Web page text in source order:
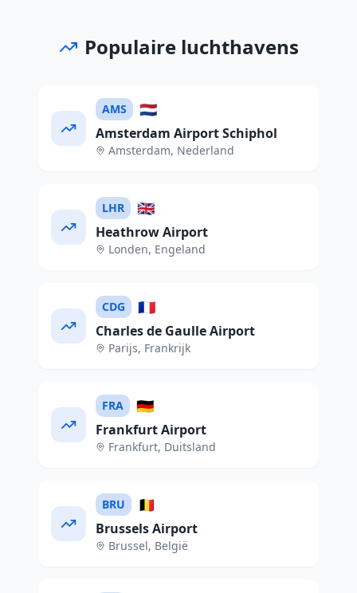
Populaire luchthavens
AMS 🇳🇱
Amsterdam Airport Schiphol
Amsterdam, Nederland
LHR 🇬🇧
Heathrow Airport
Londen, Engeland
CDG 🇫🇷
Charles de Gaulle Airport
Parijs, Frankrijk
FRA 🇩🇪
Frankfurt Airport
Frankfurt, Duitsland
BRU 🇧🇪
Brussels Airport
Brussel, België